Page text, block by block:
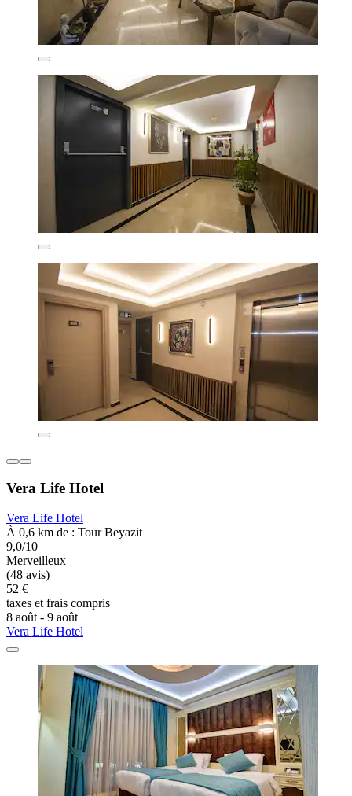
Vera Life Hotel
Vera Life Hotel
À 0,6 km de : Tour Beyazit
9,0/10
Merveilleux
(48 avis)
52 €
taxes et frais compris
8 août - 9 août
Vera Life Hotel